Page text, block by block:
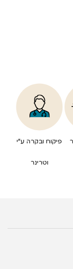
פיקוח ובקרה ע”י
וטרינר